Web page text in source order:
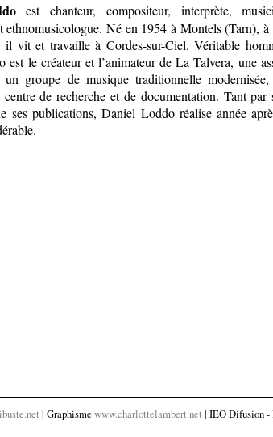
est chanteur, compositeur, interprète,
ethnomusicologue. Né en 1954 à Montels (Tarn), à
il vit et travaille à Cordes-sur-Ciel. Véritable
est le créateur et l’animateur de La Talvera, une
groupe de musique traditionnelle modernisée,
de recherche et de documentation. Tant par
ses publications, Daniel Loddo réalise année
| Graphisme www.charlottelambert.net | IEO Difusion -